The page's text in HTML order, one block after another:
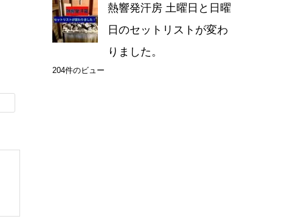
熱響発汗房 土曜日と日曜
日のセットリストが変わ
りました。
204件のビュー